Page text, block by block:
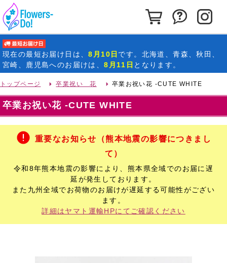
カートを見る
お問い合
現在の最短お届け日 は、8月10日 です。北海道、青森、秋田、
宮崎、鹿児島へのお届けは、8月11日 となります。
トップページ 卒業祝い 花 卒業お祝い花 -CUTE WHITE
卒業お祝い花 -CUTE WHITE
重要なお知らせ（熊本地震の影響につきまし
て）
令和8年熊本地震の影響により、熊本県全域でのお届に遅
延が発生しております。
また九州全域でお荷物のお届けが遅延する可能性がござい
ます。
詳細はヤマト運輸HPにてご確認ください